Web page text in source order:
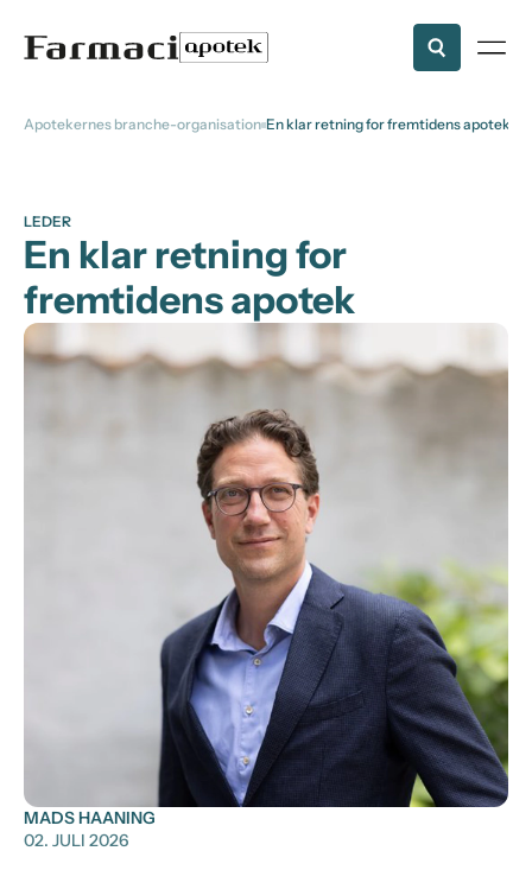
Apotekernes branche-organisation En klar retning for fremtidens apotek
LEDER
En klar retning for
fremtidens apotek
MADS HAANING
02. JULI 2026